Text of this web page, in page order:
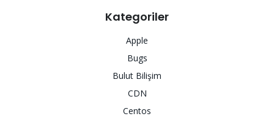
Kategoriler
Apple
Bugs
Bulut Bilişim
CDN
Centos